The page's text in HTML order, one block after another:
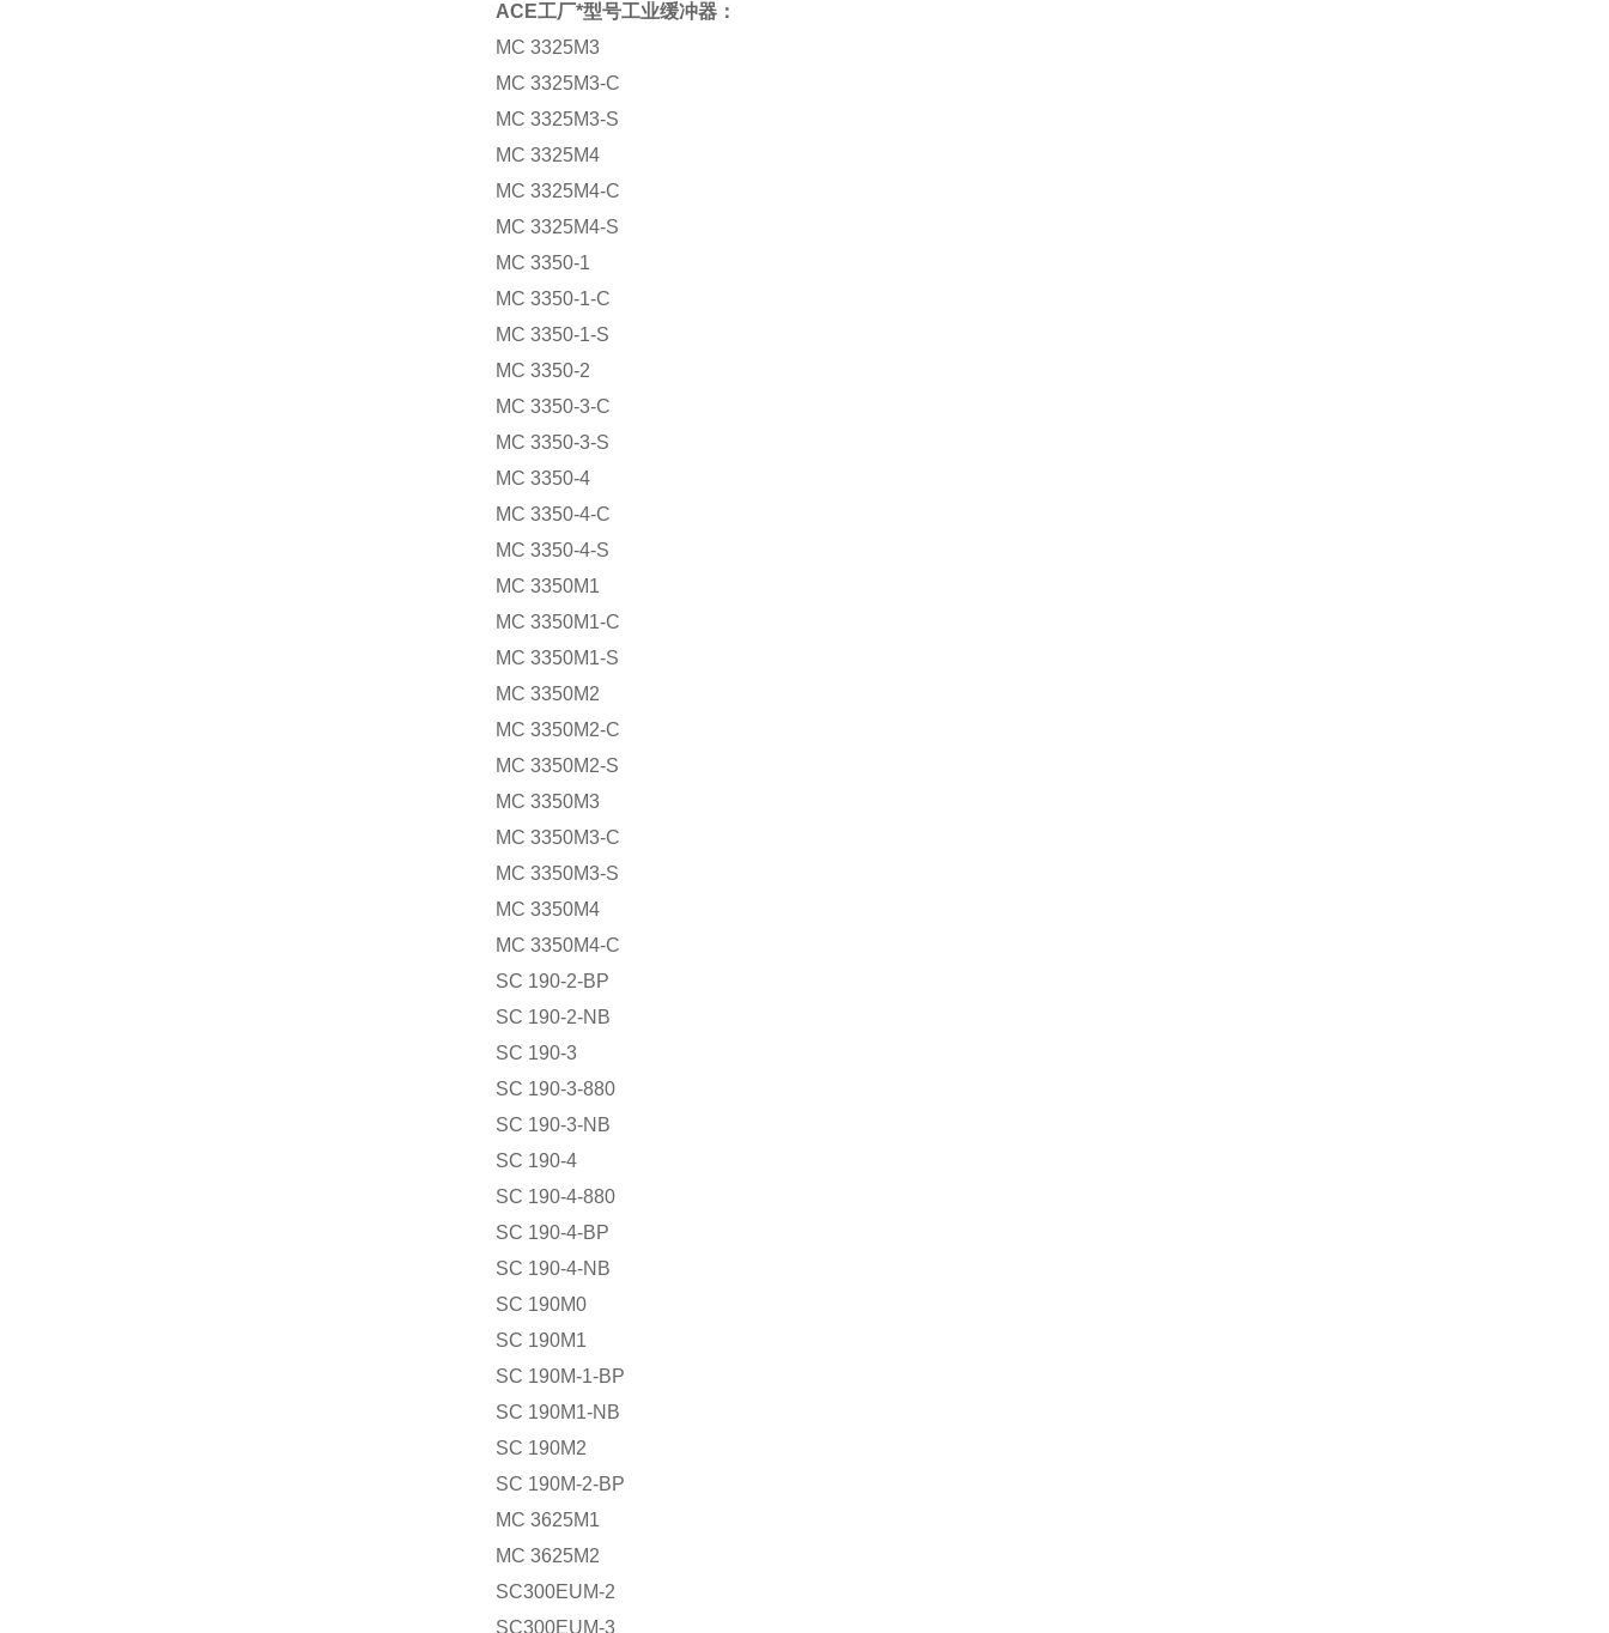
ACE工厂*型号工业缓冲器：
MC 3325M3
MC 3325M3-C
MC 3325M3-S
MC 3325M4
MC 3325M4-C
MC 3325M4-S
MC 3350-1
MC 3350-1-C
MC 3350-1-S
MC 3350-2
MC 3350-3-C
MC 3350-3-S
MC 3350-4
MC 3350-4-C
MC 3350-4-S
MC 3350M1
MC 3350M1-C
MC 3350M1-S
MC 3350M2
MC 3350M2-C
MC 3350M2-S
MC 3350M3
MC 3350M3-C
MC 3350M3-S
MC 3350M4
MC 3350M4-C
SC 190-2-BP
SC 190-2-NB
SC 190-3
SC 190-3-880
SC 190-3-NB
SC 190-4
SC 190-4-880
SC 190-4-BP
SC 190-4-NB
SC 190M0
SC 190M1
SC 190M-1-BP
SC 190M1-NB
SC 190M2
SC 190M-2-BP
MC 3625M1
MC 3625M2
SC300EUM-2
SC300EUM-3